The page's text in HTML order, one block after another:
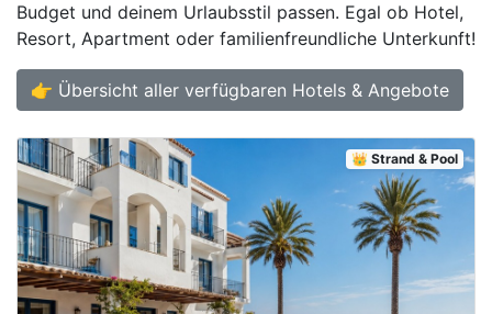
Budget und deinem Urlaubsstil passen. Egal ob Hotel,
Resort, Apartment oder familienfreundliche Unterkunft!
👉 Übersicht aller verfügbaren Hotels & Angebote
👑 Strand & Pool